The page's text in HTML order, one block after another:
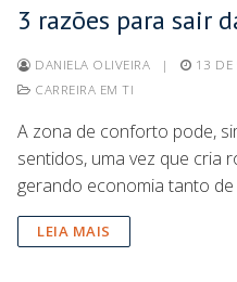
3 razões para sair
DANIELA OLIVEIRA | 13 DE
CARREIRA EM TI
A zona de conforto pode,
sentidos, uma vez que cria
gerando economia tanto
LEIA MAIS